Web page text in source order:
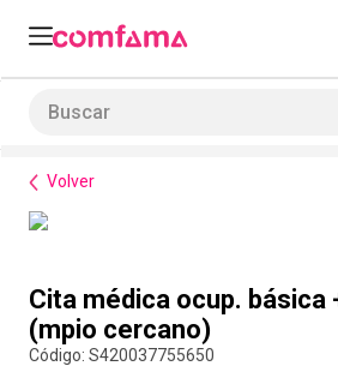
Volver
Cita médica ocup. básica
(mpio cercano)
: S420037755650